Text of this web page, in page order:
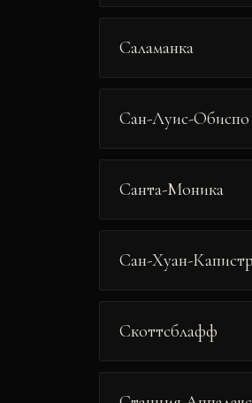
Саламанка
Сан-Луис-Обиспо
Санта-Моника
Сан-Хуан-
Скоттсблафф